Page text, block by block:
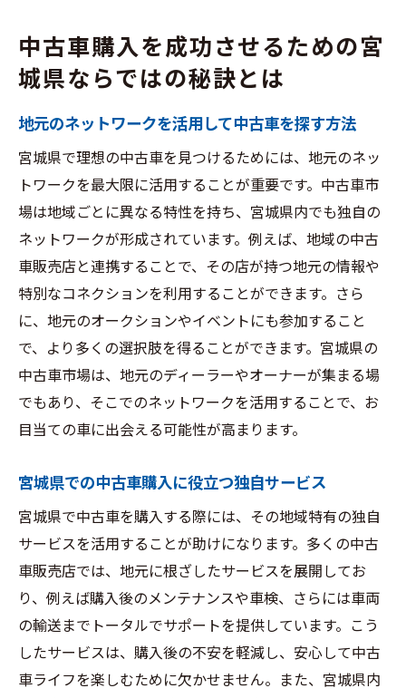
中古車購入を成功させるための宮
城県ならではの秘訣とは
地元のネットワークを活用して中古車を探す方法
宮城県で理想の中古車を見つけるためには、地元のネッ
トワークを最大限に活用することが重要です。中古車市
場は地域ごとに異なる特性を持ち、宮城県内でも独自の
ネットワークが形成されています。例えば、地域の中古
車販売店と連携することで、その店が持つ地元の情報や
特別なコネクションを利用することができます。さら
に、地元のオークションやイベントにも参加すること
で、より多くの選択肢を得ることができます。宮城県の
中古車市場は、地元のディーラーやオーナーが集まる場
でもあり、そこでのネットワークを活用することで、お
目当ての車に出会える可能性が高まります。
宮城県での中古車購入に役立つ独自サービス
宮城県で中古車を購入する際には、その地域特有の独自
サービスを活用することが助けになります。多くの中古
車販売店では、地元に根ざしたサービスを展開してお
り、例えば購入後のメンテナンスや車検、さらには車両
の輸送までトータルでサポートを提供しています。こう
したサービスは、購入後の不安を軽減し、安心して中古
車ライフを楽しむために欠かせません。また、宮城県内